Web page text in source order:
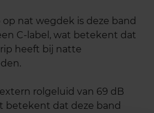
nat wegdek is deze band
C-label, wat betekent dat
heeft bij natte
rolgeluid van 69 dB
betekent dat deze band